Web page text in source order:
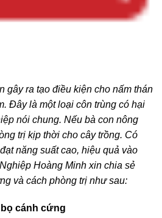
gây ra tạo điều kiện cho nấm thán
Đây là một loại côn trùng có hại
nói chung. Nếu bà con nông
trị kịp thời cho cây trồng. Có
năng suất cao, hiệu quả vào
Hoàng Minh xin chia sẻ
và cách phòng trị như sau:
cánh cứng